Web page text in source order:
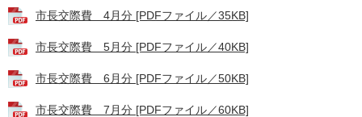
市長交際費 4月分 [PDFファイル／35KB]
市長交際費 5月分 [PDFファイル／40KB]
市長交際費 6月分 [PDFファイル／50KB]
市長交際費 7月分 [PDFファイル／60KB]